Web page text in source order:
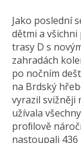
Jako poslední
dětmi a
trasy D s
zahradách
po nočním
na Brdský
vyrazil svižněji
užívala
proﬁlově
nastoupali